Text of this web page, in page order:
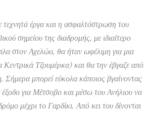
τεχνητά έργα και η ασφαλτόστρωση του
σημείου της διαδρομής, με ιδιαίτερο
στον Αχελώο, θα ήταν ωφέλιμη για μια
Τζουμέρκα) και θα την έβγαζε από
μπορεί εύκολα κάποιος βγαίνοντας
για Μέτσοβο και μέσω του Ανήλιου να
μέχρι το Γαρδίκι. Από κει του δίνονται